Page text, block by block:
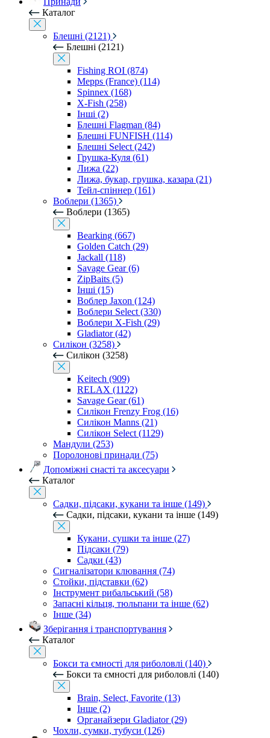
Каталог
Блешні (2121)
Блешні (2121)
Fishing ROI (874)
Mepps (France) (114)
Spinnex (168)
X-Fish (258)
Інші (2)
Блешні Flagman (84)
Блешні FUNFISH (114)
Блешні Select (242)
Грушка-Куля (61)
Лижа (22)
Лижа, букар, грушка, казара (21)
Тейл-спіннер (161)
Воблери (1365)
Воблери (1365)
Bearking (667)
Golden Catch (29)
Jackall (118)
Savage Gear (6)
ZipBaits (5)
Інші (15)
Воблер Jaxon (124)
Воблери Select (330)
Воблери X-Fish (29)
Gladiator (42)
Силікон (3258)
Силікон (3258)
Keitech (909)
RELAX (1122)
Savage Gear (61)
Силікон Frenzy Frog (16)
Силікон Manns (21)
Силікон Select (1129)
Мандули (253)
Поролонові принади (75)
Допоміжні снасті та аксесуари
Каталог
Садки, підсаки, кукани та інше (149)
Садки, підсаки, кукани та інше (149)
Кукани, сушки та інше (27)
Підсаки (79)
Садки (43)
Сигналізатори клювання (74)
Стойки, підставки (62)
Інструмент рибальський (58)
Запасні кільця, тюльпани та інше (62)
Інше (34)
Зберігання і транспортування
Каталог
Бокси та ємності для риболовлі (140)
Бокси та ємності для риболовлі (140)
Brain, Select, Favorite (13)
Інше (2)
Органайзери Gladiator (29)
Чохли, сумки, тубуси (126)